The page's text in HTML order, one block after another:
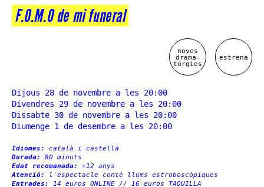
F.O.M.O de mi funeral
estrena
noves
drama-
túrgies
Dijous 28 de novembre a les 20:00
Divendres 29 de novembre a les 20:00
Dissabte 30 de novembre a les 20:00
Diumenge 1 de desembre a les 20:00
Idiomes: català i castellà
Durada: 80 minuts
Edat recomanada: +12 anys
Atenció: l'espectacle conté llums estroboscòpiques
Entrades: 14 euros ONLINE // 16 euros TAQUILLA